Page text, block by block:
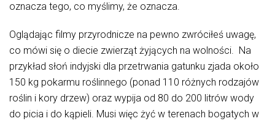
oznacza tego, co myślimy, że oznacza.
Oglądając filmy przyrodnicze na pewno zwróciłeś uwagę,
co mówi się o diecie zwierząt żyjących na wolności. Na
przykład słoń indyjski dla przetrwania gatunku zjada około
150 kg pokarmu roślinnego (ponad 110 różnych rodzajów
roślin i kory drzew) oraz wypija od 80 do 200 litrów wody
do picia i do kąpieli. Musi więc żyć w terenach bogatych w